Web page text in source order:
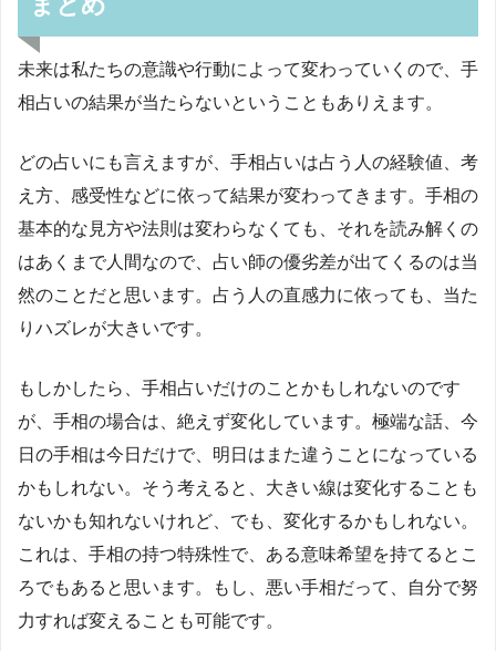
未来は私たちの意識や行動によって変わっていくので、手
相占いの結果が当たらないということもありえます。
どの占いにも言えますが、手相占いは占う人の経験値、考
え方、感受性などに依って結果が変わってきます。手相の
基本的な見方や法則は変わらなくても、それを読み解くの
はあくまで人間なので、占い師の優劣差が出てくるのは当
然のことだと思います。占う人の直感力に依っても、当た
りハズレが大きいです。
もしかしたら、手相占いだけのことかもしれないのです
が、手相の場合は、絶えず変化しています。極端な話、今
日の手相は今日だけで、明日はまた違うことになっている
かもしれない。そう考えると、大きい線は変化することも
ないかも知れないけれど、でも、変化するかもしれない。
これは、手相の持つ特殊性で、ある意味希望を持てるとこ
ろでもあると思います。もし、悪い手相だって、自分で努
力すれば変えることも可能です。